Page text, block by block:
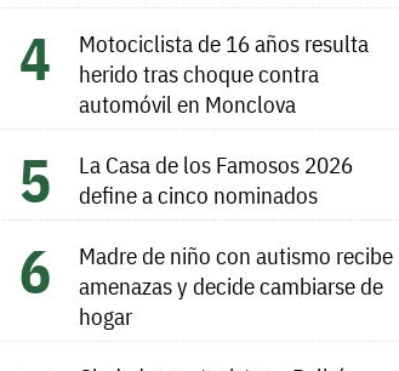
Motociclista de 16 años resulta
herido tras choque contra
automóvil en Monclova
La Casa de los Famosos 2026
define a cinco nominados
Madre de niño con autismo recibe
amenazas y decide cambiarse de
hogar